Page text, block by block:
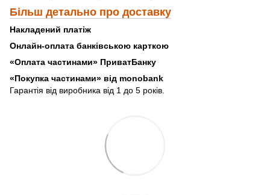
Більш детально про доставку
Накладений платіж
Онлайн-оплата банківською карткою
«Оплата частинами» ПриватБанку
«Покупка частинами» від monobank
Гарантія від виробника від 1 до 5 років.